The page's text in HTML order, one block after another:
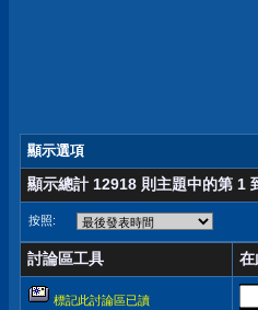
顯示選項
顯示總計 12918 則主題中的第 1
按照:
討論區工具 在
標記此討論區已讀